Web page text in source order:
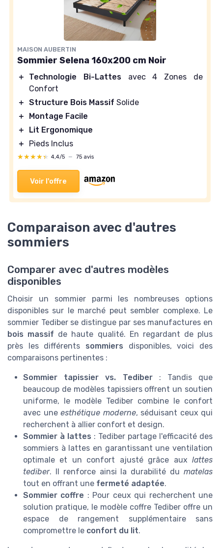
MAISON AUBERTIN
Sommier Selena 160x200 cm Noir
＋ Technologie Bi-Lattesavec 4 Zones de
Confort
＋ Structure Bois Massif Solide
＋
Montage Facile
＋
Lit Ergonomique
＋
Pieds Inclus
★★★★★
★★★★★ 4,4/5 — 75 avis
Voir l'offre
Comparaison avec d'autres
sommiers
Comparer avec d'autres modèles
disponibles
Choisir un sommier parmi les nombreuses options
disponibles sur le marché peut sembler complexe. Le
sommier Tediber se distingue par ses manufactures en
bois massif de haute qualité. En regardant de plus
près les différents sommiers disponibles, voici des
comparaisons pertinentes :
Sommier tapissier vs. Tediber: Tandis que
beaucoup de modèles tapissiers offrent un soutien
uniforme, le modèle Tediber combine le confort
avec une esthétique moderne, séduisant ceux qui
recherchent à allier confort et design.
Sommier à lattes : Tediber partage l'efficacité des
sommiers à lattes en garantissant une ventilation
optimale et un confort ajusté grâce aux lattes
tediber. Il renforce ainsi la durabilité du matelas
tout en offrant une fermeté adaptée.
Sommier coffre : Pour ceux qui recherchent une
solution pratique, le modèle coffre Tediber offre un
espace de rangement supplémentaire sans
compromettre le confort du lit.